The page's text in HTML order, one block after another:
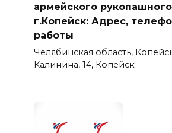
армейского
г.Копейск: Адрес,
работы
Челябинская область,
Калинина, 14, Копейск